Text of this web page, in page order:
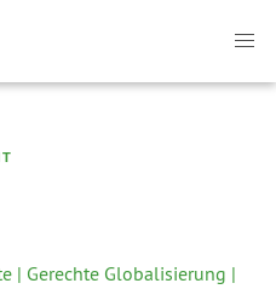
| Gerechte Globalisierung |